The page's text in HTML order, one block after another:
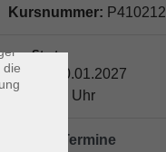
Kursnummer: P410212
Start
Mi. 20.01.2027
13:00 Uhr
20 -mal Termine
die
die